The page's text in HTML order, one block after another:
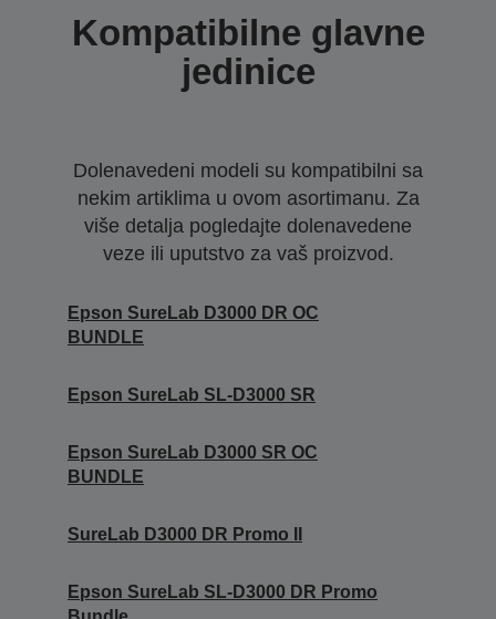
Kompatibilne glavne
jedinice
Dolenavedeni modeli su kompatibilni sa
nekim artiklima u ovom asortimanu. Za
više detalja pogledajte dolenavedene
veze ili uputstvo za vaš proizvod.
Epson SureLab D3000 DR OC
BUNDLE
Epson SureLab SL-D3000 SR
Epson SureLab D3000 SR OC
BUNDLE
SureLab D3000 DR Promo II
Epson SureLab SL-D3000 DR Promo